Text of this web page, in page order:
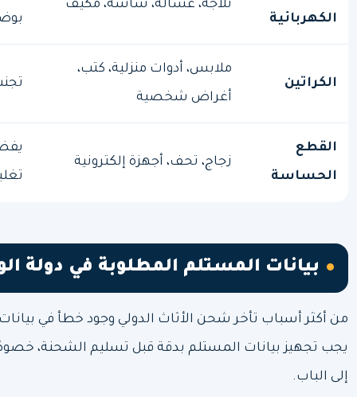
الكهربائية
ثلاجة، غسالة، شاشة، مكيف
الكراتين
ملابس، أدوات منزلية، كتب،
أغراض شخصية
القطع
الحساسة
زجاج، تحف، أجهزة إلكترونية
بيانات المستلم المطلوبة في دولة
من أكثر أسباب تأخر شحن الأثاث الدولي وجود خطأ في
يجب تجهيز بيانات المستلم بدقة قبل تسليم الشحنة،
إلى الباب.